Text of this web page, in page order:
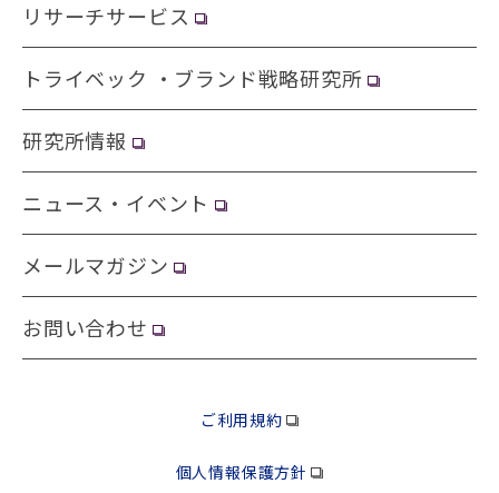
リサーチサービス
トライベック ・ブランド戦略研究所
研究所情報
ニュース・イベント
メールマガジン
お問い合わせ
ご利用規約
個人情報保護方針